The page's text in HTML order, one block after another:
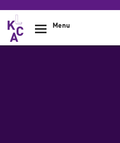
Overslaan en naar de
Menu